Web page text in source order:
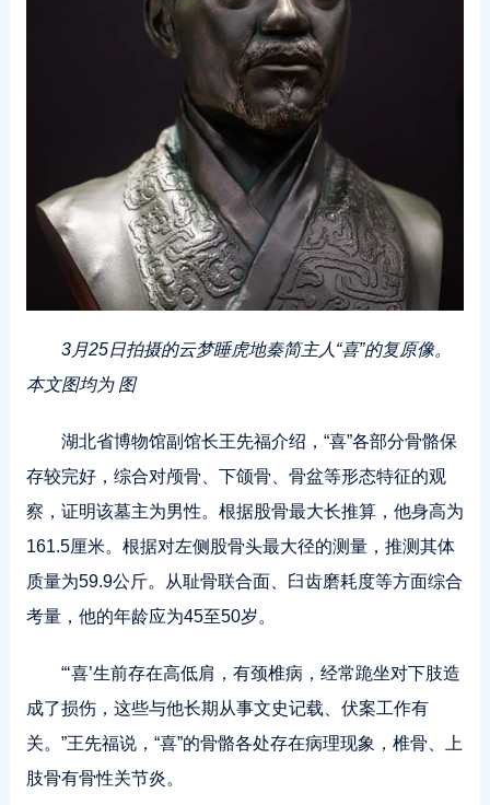
3月25日拍摄的云梦睡虎地秦简主人“喜”的复原像。
本文图均为 图
湖北省博物馆副馆长王先福介绍，“喜”各部分骨骼保
存较完好，综合对颅骨、下颌骨、骨盆等形态特征的观
察，证明该墓主为男性。根据股骨最大长推算，他身高为
161.5厘米。根据对左侧股骨头最大径的测量，推测其体
质量为59.9公斤。从耻骨联合面、臼齿磨耗度等方面综合
考量，他的年龄应为45至50岁。
“‘喜’生前存在高低肩，有颈椎病，经常跪坐对下肢造
成了损伤，这些与他长期从事文史记载、伏案工作有
关。”王先福说，“喜”的骨骼各处存在病理现象，椎骨、上
肢骨有骨性关节炎。